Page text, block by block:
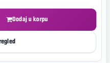
Dodaj u korpu